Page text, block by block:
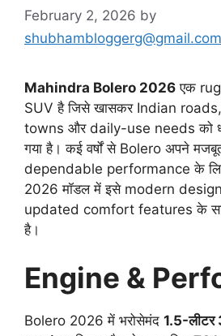
February 2, 2026 by
shubhambloggerg@gmail.com
Mahindra Bolero 2026 एक
SUV है जिसे खासकर Indian
towns और daily-use needs को
गया है। कई वर्षों से Bolero अपने
dependable performance के
2026 मॉडल में इसे modern
updated comfort features के
है।
Engine &
Bolero 2026 में भरोसेमंद 1.5-